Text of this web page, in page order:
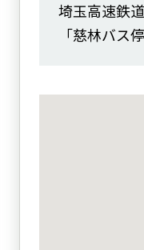
埼玉高速鉄
「慈林バス